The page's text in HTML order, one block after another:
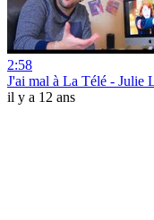
2:58
J'ai mal à La Télé - Julie
il y a 12 ans